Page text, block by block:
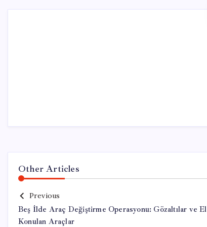
Other Articles
Previous
Beş İlde Araç Değiştirme Operasyonu: Gözaltılar ve El
Konulan Araçlar